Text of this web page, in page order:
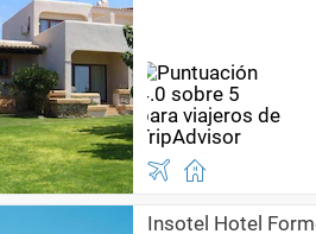
Insotel Hotel